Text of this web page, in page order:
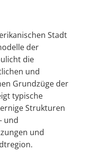
Stadt
der
die
und
Grundzüge der
typische
Strukturen
und
und